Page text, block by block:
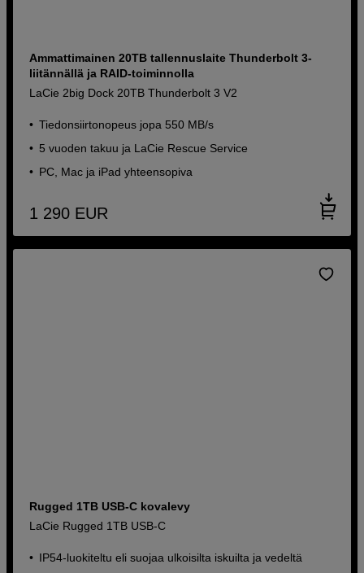
Ammattimainen 20TB tallennuslaite Thunderbolt 3-
liitännällä ja RAID-toiminnolla
LaCie 2big Dock 20TB Thunderbolt 3 V2
Tiedonsiirtonopeus jopa 550 MB/s
5 vuoden takuu ja LaCie Rescue Service
PC, Mac ja iPad yhteensopiva
1 290 EUR
Rugged 1TB USB-C kovalevy
LaCie Rugged 1TB USB-C
IP54-luokiteltu eli suojaa ulkoisilta iskuilta ja vedeltä